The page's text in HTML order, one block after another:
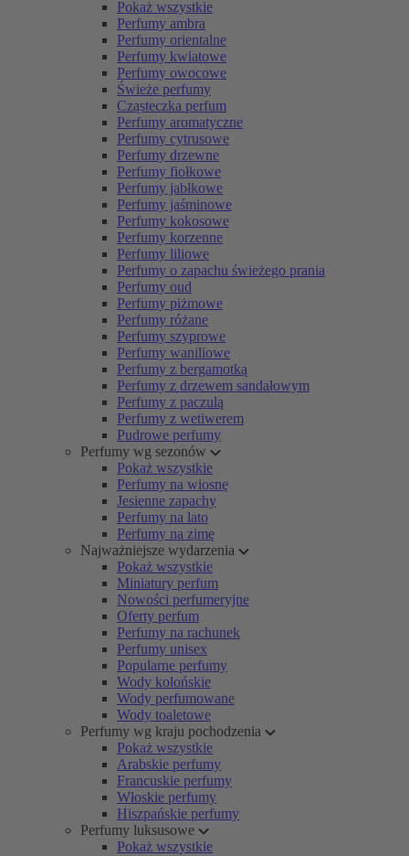
Pokaż wszystkie
Perfumy ambra
Perfumy orientalne
Perfumy kwiatowe
Perfumy owocowe
Świeże perfumy
Cząsteczka perfum
Perfumy aromatyczne
Perfumy cytrusowe
Perfumy drzewne
Perfumy fiołkowe
Perfumy jabłkowe
Perfumy jaśminowe
Perfumy kokosowe
Perfumy korzenne
Perfumy liliowe
Perfumy o zapachu świeżego prania
Perfumy oud
Perfumy piżmowe
Perfumy różane
Perfumy szyprowe
Perfumy waniliowe
Perfumy z bergamotką
Perfumy z drzewem sandałowym
Perfumy z paczulą
Perfumy z wetiwerem
Pudrowe perfumy
Perfumy wg sezonów
Pokaż wszystkie
Perfumy na wiosnę
Jesienne zapachy
Perfumy na lato
Perfumy na zimę
Najważniejsze wydarzenia
Pokaż wszystkie
Miniatury perfum
Nowości perfumeryjne
Oferty perfum
Perfumy na rachunek
Perfumy unisex
Popularne perfumy
Wody kolońskie
Wody perfumowane
Wody toaletowe
Perfumy wg kraju pochodzenia
Pokaż wszystkie
Arabskie perfumy
Francuskie perfumy
Włoskie perfumy
Hiszpańskie perfumy
Perfumy luksusowe
Pokaż wszystkie